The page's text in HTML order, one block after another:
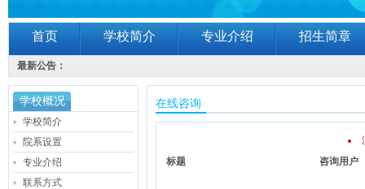
首页 学校简介 专业介绍 招生简章
最新公告：
学校概况
学校简介
院系设置
专业介绍
联系方式
在线咨询
标题
咨询用户